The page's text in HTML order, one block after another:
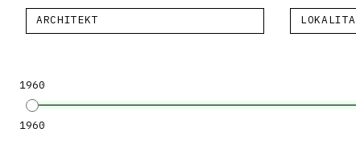
ARCHITEKT LOKALITA
1960
1960